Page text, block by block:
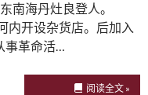
海丹灶良登人。
内开设杂货店。后加入
事革命活…
阅读全文 »